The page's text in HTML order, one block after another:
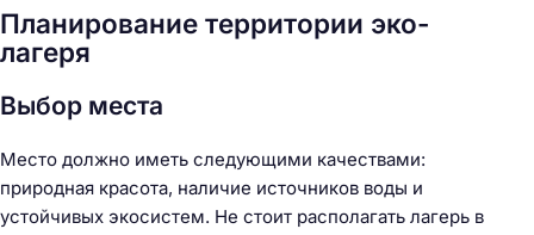
Планирование территории эко-
лагеря
Выбор места
Место должно иметь следующими качествами:
природная красота, наличие источников воды и
устойчивых экосистем. Не стоит располагать лагерь в